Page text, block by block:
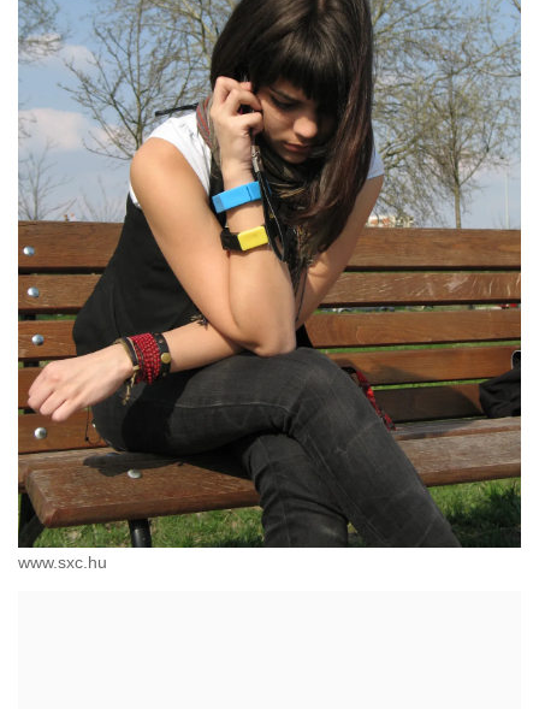
www.sxc.hu